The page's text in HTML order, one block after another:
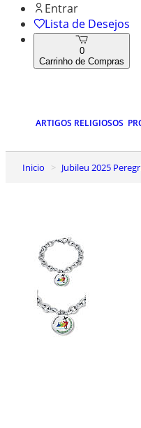
Entrar
Lista de Desejos
0
Carrinho de Compras
ARTIGOS RELIGIOSOS
Inicio Jubileu 2025